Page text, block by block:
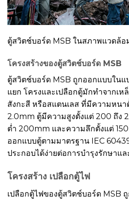
ตู้สวิตช์บอร์ด MSB ในสภาพแวดล้อ
โครงสร้างของตู้สวิตช์บอร์ด MSB
ตู้สวิตช์บอร์ด MSB ถูกออกแบบใน
แยก โครงและเปลือกตู้มักทำจากเห
สังกะสี หรือสแตนเลส ที่มีความหนา
2.0mm ตู้มีความสูงตั้งแต่ 200 ถึง
ต่ำ 200mm และความลึกตั้งแต่
ออกแบบตู้ตามมาตรฐาน IEC
ประกอบได้ง่ายต่อการบำรุงรักษาแ
โครงสร้าง เปลือกตู้ไฟ
เปลือกตู้ไฟของตู้สวิตช์บอร์ด MSB